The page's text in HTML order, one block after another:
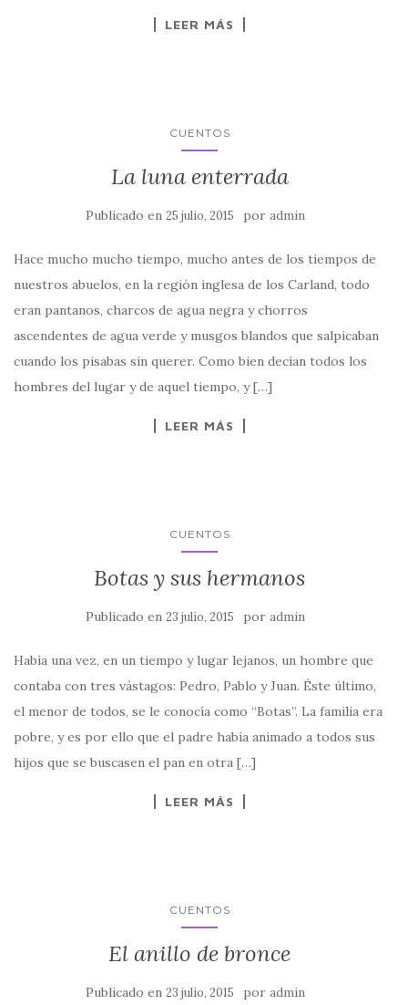
LEER MÁS
CUENTOS
La luna enterrada
Publicado en 25 julio, 2015 por admin
Hace mucho mucho tiempo, mucho antes de los tiempos de
nuestros abuelos, en la región inglesa de los Carland, todo
eran pantanos, charcos de agua negra y chorros
ascendentes de agua verde y musgos blandos que salpicaban
cuando los pisabas sin querer. Como bien decían todos los
hombres del lugar y de aquel tiempo, y […]
LEER MÁS
CUENTOS
Botas y sus hermanos
Publicado en 23 julio, 2015 por admin
Había una vez, en un tiempo y lugar lejanos, un hombre que
contaba con tres vástagos: Pedro, Pablo y Juan. Éste último,
el menor de todos, se le conocía como “Botas”. La familia era
pobre, y es por ello que el padre había animado a todos sus
hijos que se buscasen el pan en otra […]
LEER MÁS
CUENTOS
El anillo de bronce
Publicado en 23 julio, 2015 por admin